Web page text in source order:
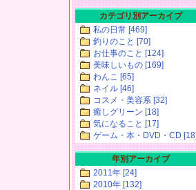
カテゴリ別アーカイブ
私の日常 [469]
釣りのこと [70]
お仕事のこと [124]
美味しいもの [169]
わんこ [65]
ネイル [46]
コスメ・美容系 [32]
癒しグリーン [18]
気になること [17]
ゲーム・本・DVD・CD [18]
年別アーカイブ
2011年 [24]
2010年 [132]